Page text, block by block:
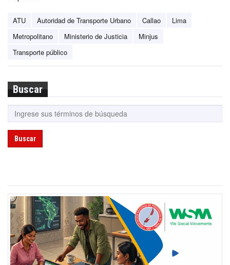
ATU Autoridad de Transporte Urbano Callao
Lima
Metropolitano
Ministerio de Justicia
Minjus
Transporte público
Buscar
Buscar